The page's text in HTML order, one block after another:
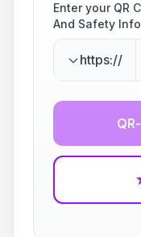
Enter your QR
And Safety
https://